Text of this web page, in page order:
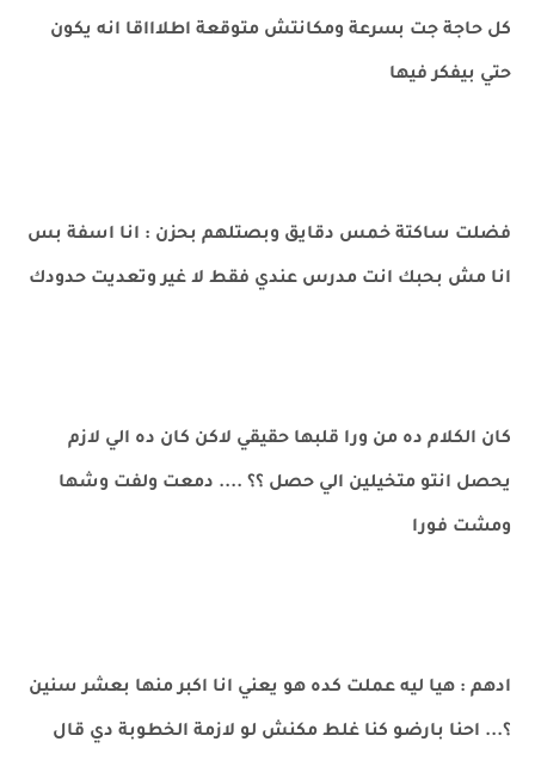
كل حاجة جت بسرعة ومكانتش متوقعة اطلاااقا انه يكون
حتي بيفكر فيها
فضلت ساكتة خمس دقايق وبصتلهم بحزن : انا اسفة بس
انا مش بحبك انت مدرس عندي فقط لا غير وتعديت حدودك
كان الكلام ده من ورا قلبها حقيقي لاكن كان ده الي لازم
يحصل انتو متخيلين الي حصل ؟؟ .... دمعت ولفت وشها
ومشت فورا
ادهم : هيا ليه عملت كده هو يعني انا اكبر منها بعشر سنين
؟... احنا بارضو كنا غلط مكنش لو لازمة الخطوبة دي قال